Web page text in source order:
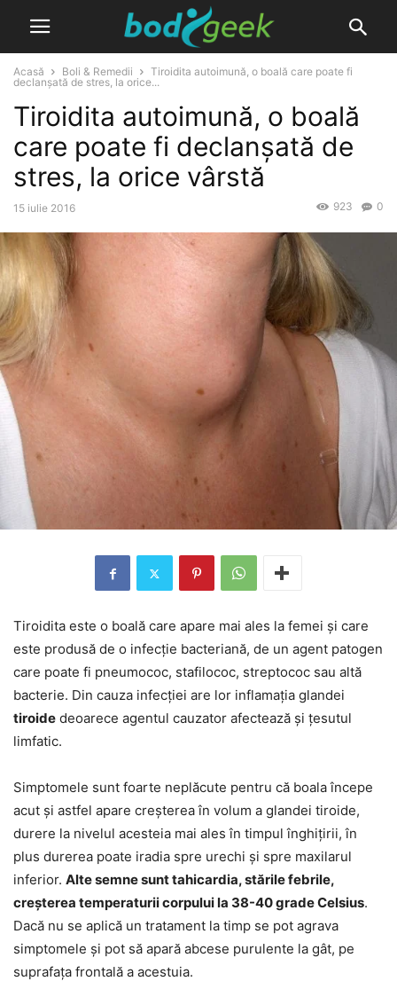
Acasă Boli & Remedii
Tiroidita autoimună, o boală care poate fi
declanşată de stres, la orice...
Tiroidita autoimună, o boală
care poate fi declanşată de
stres, la orice vârstă
15 iulie 2016 0
923
Tiroidita este o boală care apare mai ales la femei şi care
este produsă de o infecţie bacteriană, de un agent patogen
care poate fi pneumococ, stafilococ, streptococ sau altă
bacterie. Din cauza infecţiei are lor inflamaţia glandei
tiroide deoarece agentul cauzator afectează şi ţesutul
limfatic.
Simptomele sunt foarte neplăcute pentru că boala începe
acut şi astfel apare creşterea în volum a glandei tiroide,
durere la nivelul acesteia mai ales în timpul înghiţirii, în
plus durerea poate iradia spre urechi şi spre maxilarul
inferior. Alte semne sunt tahicardia, stările febrile,
creşterea temperaturii corpului la 38-40 grade Celsius.
Dacă nu se aplică un tratament la timp se pot agrava
simptomele şi pot să apară abcese purulente la gât, pe
suprafaţa frontală a acestuia.